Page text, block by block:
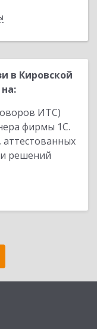
в Кировской
ИТС)
фирмы 1С.
аттестованных
решений